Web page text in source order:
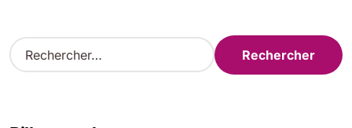
R
e